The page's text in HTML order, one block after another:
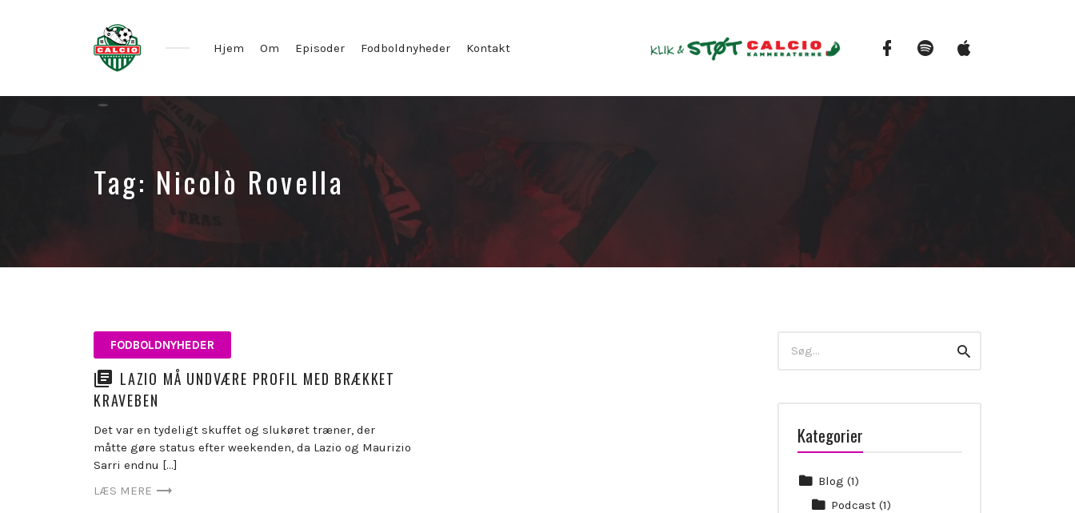
Hjem Om Episoder Fodboldnyheder Kontakt FacebookSpotify
Tag: Nicolò Rovella
FODBOLDNYHEDER
LAZIO MÅ UNDVÆRE PROFIL MED BRÆKKET
KRAVEBEN
Det var en tydeligt skuffet og slukøret træner, der
måtte gøre status efter weekenden, da Lazio og Maurizio
Sarri endnu […]
LÆS MERE
for:
Search
Kategorier
Blog (1)
Podcast (1)